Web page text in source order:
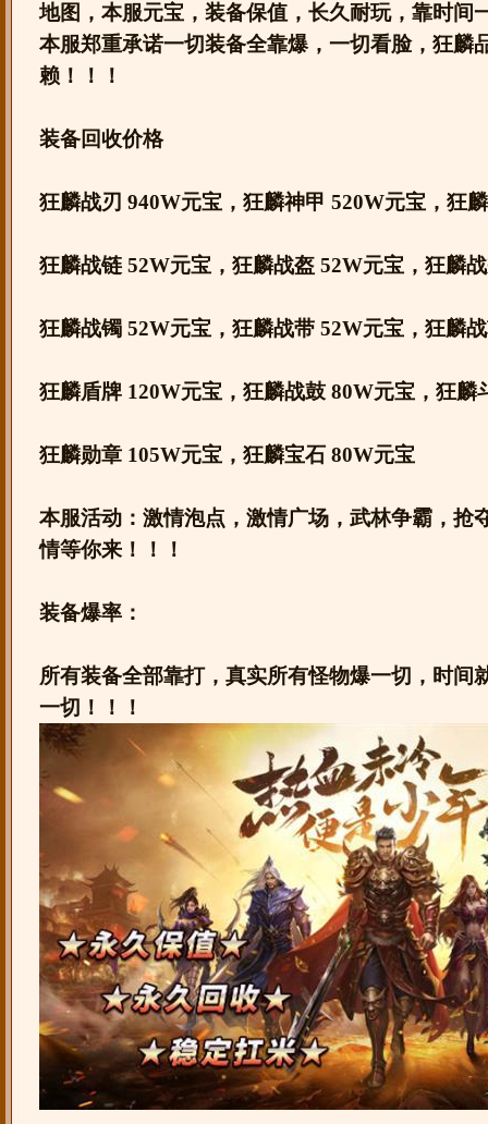
地图，本服元宝，装备保值，长久耐玩，靠时间
本服郑重承诺一切装备全靠爆，一切看脸，狂麟
赖！！！
装备回收价格
狂麟战刃 940W元宝，狂麟神甲 520W元宝，狂
狂麟战链 52W元宝，狂麟战盔 52W元宝，狂麟
狂麟战镯 52W元宝，狂麟战带 52W元宝，狂麟
狂麟盾牌 120W元宝，狂麟战鼓 80W元宝，狂麟
狂麟勋章 105W元宝，狂麟宝石 80W元宝
本服活动：激情泡点，激情广场，武林争霸，抢
情等你来！！！
装备爆率：
所有装备全部靠打，真实所有怪物爆一切，时间
一切！！！